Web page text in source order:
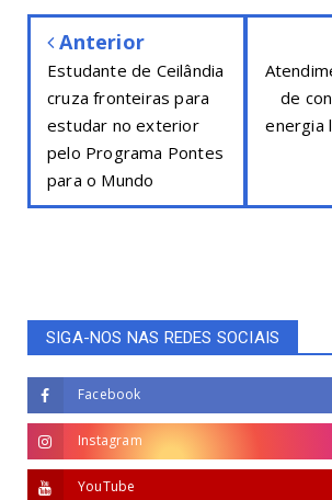
Anterior
Estudante de Ceilândia
cruza fronteiras para
estudar no exterior
pelo Programa Pontes
para o Mundo
de
energia
SIGA-NOS NAS REDES SOCIAIS
Facebook
Instagram
YouTube